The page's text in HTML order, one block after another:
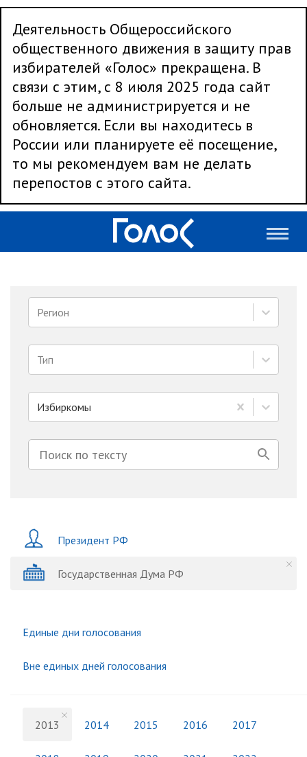
Деятельность Общероссийского
общественного движения в защиту прав
избирателей «Голос» прекращена. В
связи с этим, с 8 июля 2025 года сайт
больше не администрируется и не
обновляется. Если вы находитесь в
России или планируете её посещение,
то мы рекомендуем вам не делать
перепостов с этого сайта.
Регион
Тип
Избиркомы
Президент РФ
Государственная Дума РФ
Единые дни голосования
Вне единых дней голосования
2013 2014 2015 2016 2017